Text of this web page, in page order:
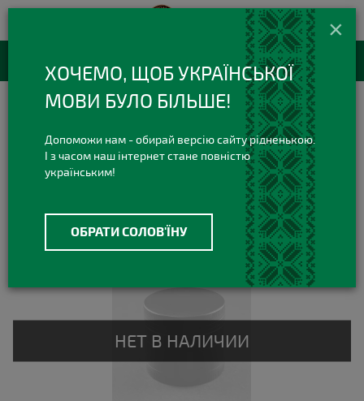
+38(073)420 420 3
Viber Telegram
RU
Фильтр Сортировка
Гриндеры
×
ХОЧЕМО, ЩОБ УКРАЇНСЬКОЇ
МОВИ БУЛО БІЛЬШЕ!
Допоможи нам - обирай версію сайту рідненькою.
І з часом наш інтернет стане повністю
українським!
ОБРАТИ СОЛОВ'ЇНУ